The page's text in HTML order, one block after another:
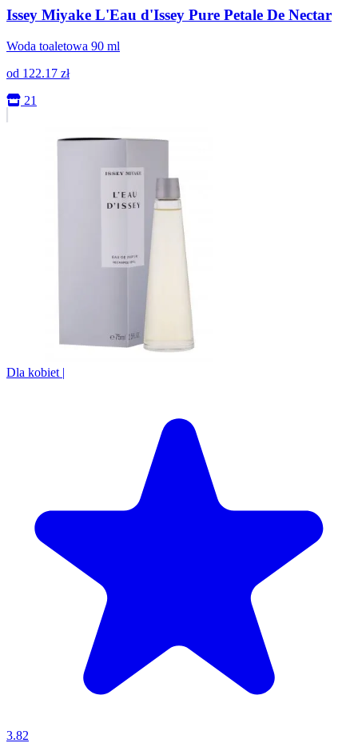
Issey Miyake L'Eau d'Issey Pure Petale De Nectar
Woda toaletowa 90 ml
od 122.17 zł
21
Dla kobiet |
3.82